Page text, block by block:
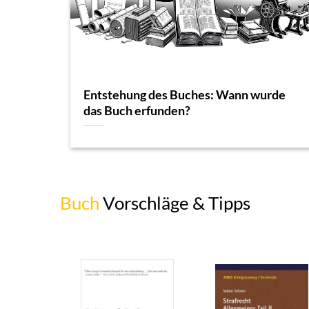
Entstehung des Buches: Wann wurde
das Buch erfunden?
Buch Vorschläge & Tipps